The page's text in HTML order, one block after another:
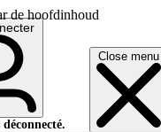
de hoofdinhoud
Close menu
déconnecté.